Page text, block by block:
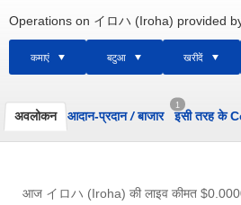
Operations on イロハ (Iroha) provided
कमाएं बटुआ खरीदें
अवलोकन आदान-प्रदान/बाजार
1
इसी तरह के
आज イロハ (Iroha) की लाइव कीमत